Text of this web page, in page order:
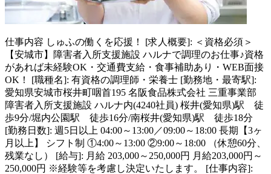
仕事内容 しゅふの働くを応援！ [求人概要]: ＜資格必須＞
【安城市】障害者入所支援施設 ハルナで調理のお仕事♪資格
があれば未経験OK・交通費支給・食事補助あり・WEB面接
OK！ [職種名]: 有資格の調理師・栄養士 [勤務地・最寄駅]:
愛知県安城市桜井町咽首195 名阪食品株式会社 三重事業部
障害者入所支援施設 ハルナ内(4240社員) 桜井(愛知県)駅 徒
歩9分/堀内公園駅 徒歩16分/南桜井(愛知県)駅 徒歩18分
[勤務日数]: 週5日以上 04:00～13:00／09:00～18:00 長期【3ヶ
月以上】 シフト制 ①4:00～13:00 ②9:00～18:00 （休憩60分、
残業なし） [給与]: 月給 203,000～250,000円 月給203,000円～
250,000円 ※経験等を考慮し決定いたします。 [仕事内容]: